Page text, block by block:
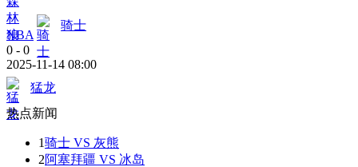
NBA
骑士
0 - 0
2025-11-14 08:00
猛龙
热点新闻
1骑士 VS 灰熊
2阿塞拜疆 VS 冰岛